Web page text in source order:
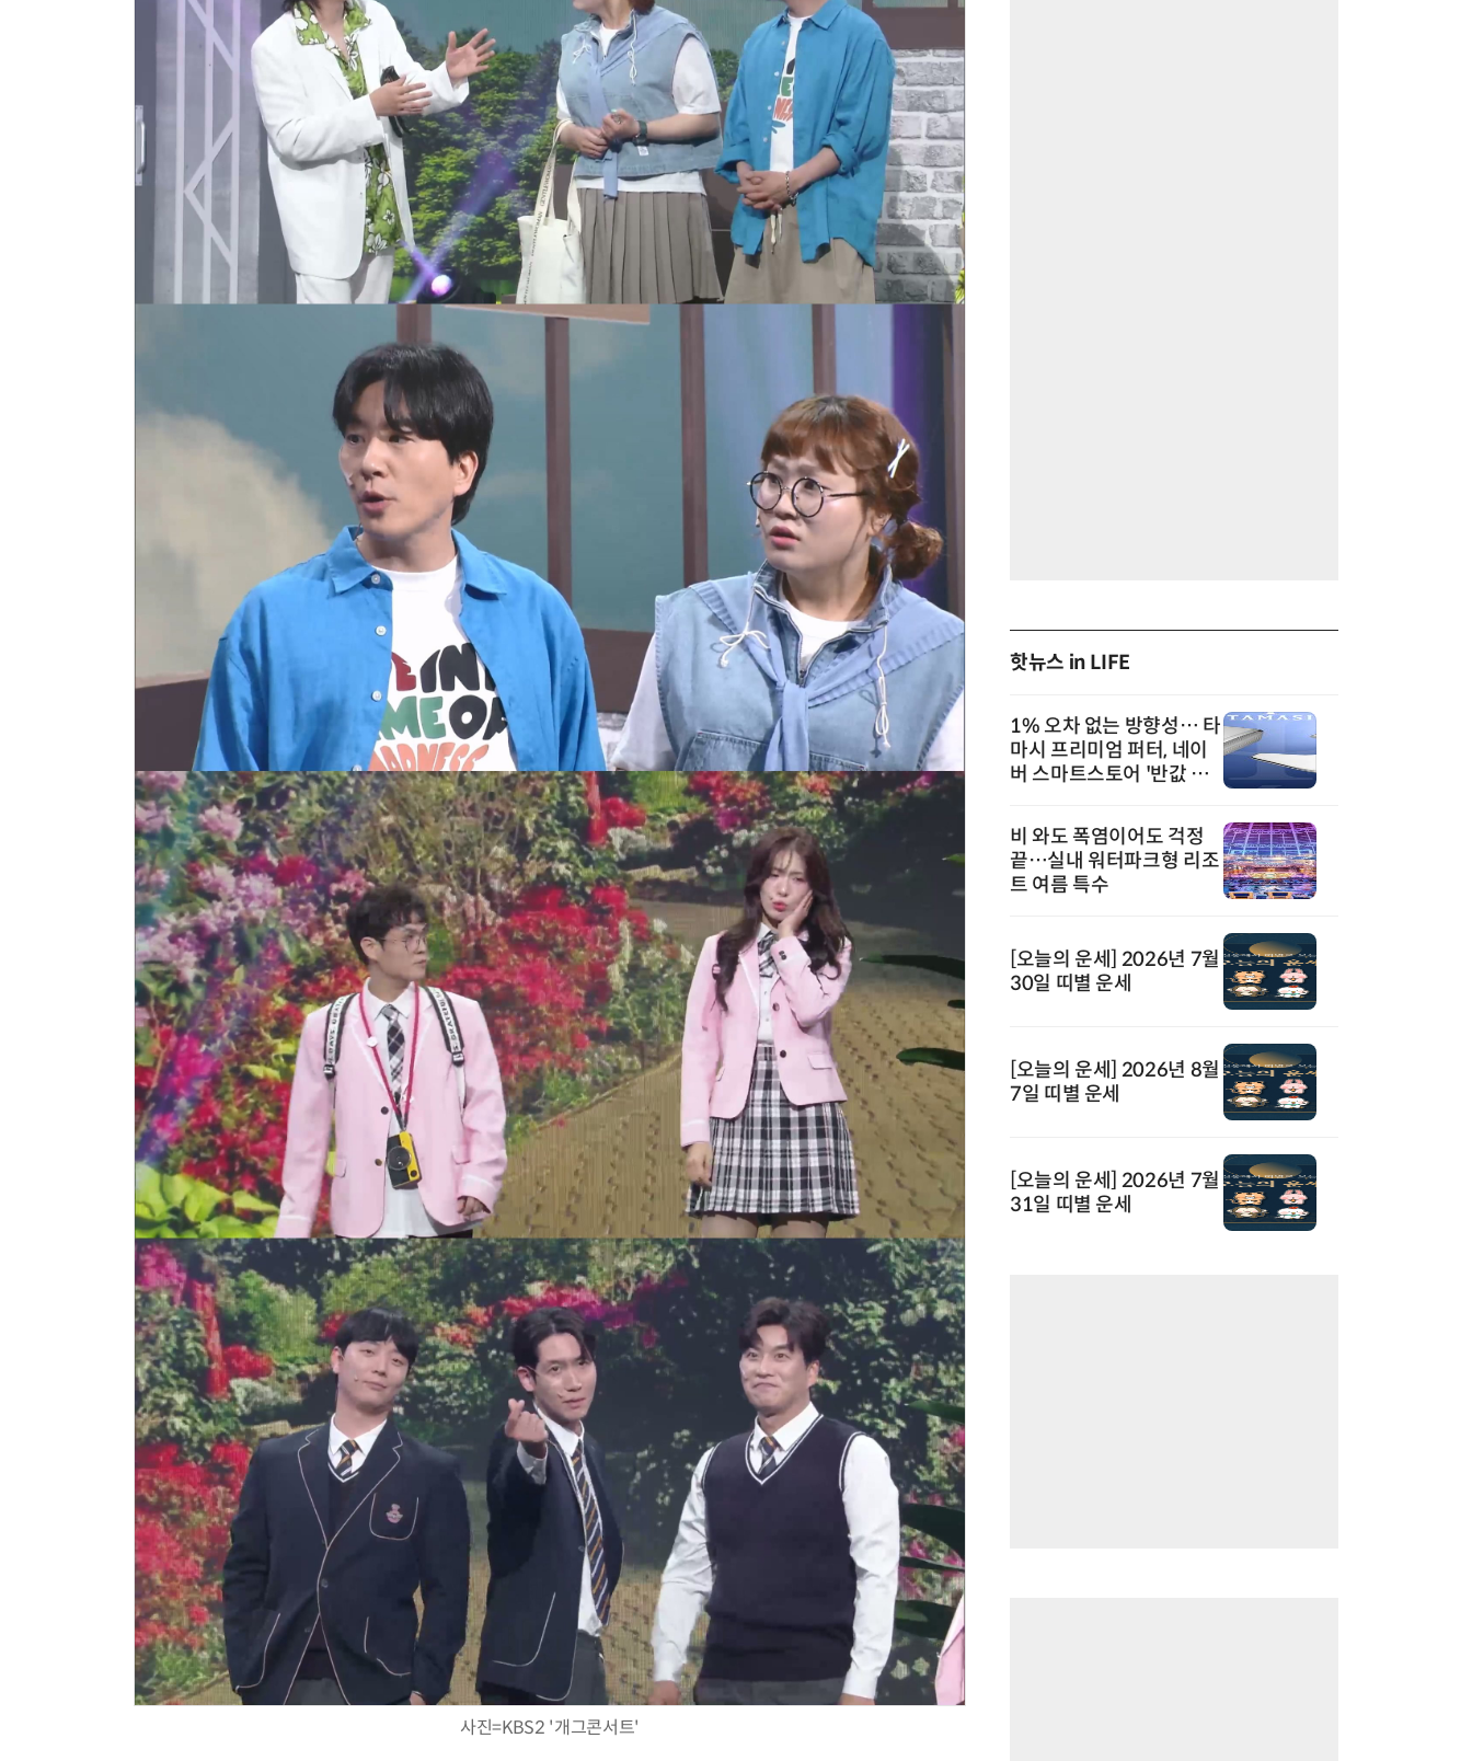
사진=KBS2 '개그콘서트'
핫뉴스 in LIFE
1% 오차 없는 방향성… 타
마시 프리미엄 퍼터, 네이
버 스마트스토어 '반값 할
비 와도 폭염이어도 걱정
끝…실내 워터파크형 리조
트 여름 특수
[오늘의 운세] 2026년 7월
30일 띠별 운세
[오늘의 운세] 2026년 8월
7일 띠별 운세
[오늘의 운세] 2026년 7월
31일 띠별 운세